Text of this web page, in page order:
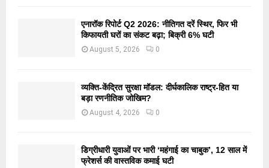
एनारॉक रिपोर्ट Q2 2026: नीतिगत दरें स्थिर, फिर भी
किफायती घरों का संकट बढ़ा; बिक्री 6% घटी
August 5, 2026 0
व्यक्ति-केंद्रित सुरक्षा मॉडल: दीर्घकालिक राष्ट्र-हित या
बड़ा रणनीतिक जोखिम?
August 4, 2026 0
डिग्रीधारी युवाओं पर भारी ‘महंगाई का चाबुक’, 12 साल में
फ्रेशर्स की वास्तविक कमाई घटी